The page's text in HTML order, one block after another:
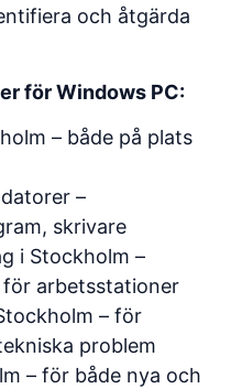
och åtgärda
för Windows PC:
– både på plats
–
skrivare
i Stockholm –
för arbetsstationer
– för
problem
– för både nya och